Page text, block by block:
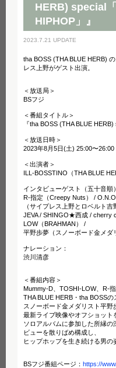
HERB) special
HIPHOP」』
2023.7.21 UPDATE
tha BOSS (THA BLUE HERB)
レス上野がゲスト出演。
＜放送局＞
BSフジ
＜番組タイトル＞
『tha BOSS (THA BLUE
＜放送日時＞
2023年8月5日(土) 25:00〜26:00
＜出演者＞
ILL-BOSSTINO（THA BLUE
インタビューゲスト（五十音順
R-指定（Creepy Nuts） /
（サイプレス上野とロベルト吉
JEVA / SHINGO★西成 / cherry
LOW（BRAHMAN） /
平野歩夢（スノーボード金メダ
ナレーション：
渋川清彦
＜番組内容＞
Mummy-D、TOSHI-LOW、R-指
THA BLUE HERB・tha BOSS
スノーボード金メダリスト平野
最新ライブ映像やオフショット
ソロアルバムに参加した所縁の
ビューを散りばめ構成し、
ヒップホップを生き続ける男の
BSフジ番組ページ： https://